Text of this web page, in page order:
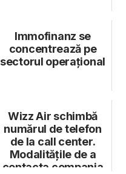
Immofinanz se
concentrează pe
sectorul operațional
Wizz Air schimbă
numărul de telefon
de la call center.
Modalitățile de a
contacta compania